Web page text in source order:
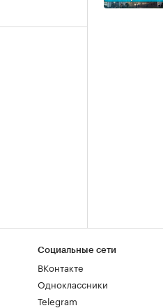
Социальные сети
ВКонтакте
Одноклассники
Telegram